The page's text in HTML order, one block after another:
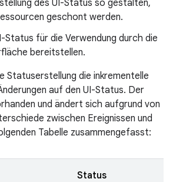
des UI-Status so gestalten,
geschont werden.
Status für die Verwendung durch die
bereitstellen.
Statuserstellung die inkrementelle
auf den UI-Status. Der
und ändert sich aufgrund von
zwischen Ereignissen und
Tabelle zusammengefasst:
Status